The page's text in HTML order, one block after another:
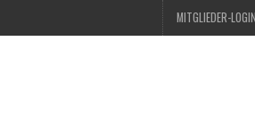
MITGLIEDER-LOGIN